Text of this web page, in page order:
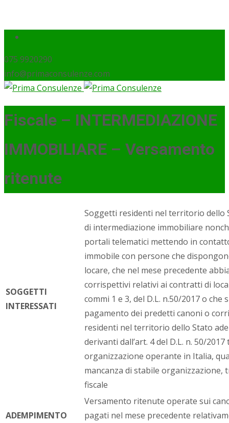
075 9920290
info@primaconsulenze.com
Fiscale – INTERMEDIAZIONE
IMMOBILIARE – Versamento
ritenute
SOGGETTI
INTERESSATI
Soggetti residenti nel territorio dello
di intermediazione immobiliare
portali telematici mettendo in
immobile con persone che
locare, che nel mese precedente
corrispettivi relativi ai contratti di
commi 1 e 3, del D.L. n.50/2017 o
pagamento dei predetti canoni o
residenti nel territorio dello Stato
derivanti dall’art. 4 del D.L. n. 50/
organizzazione operante in Italia,
mancanza di stabile
fiscale
ADEMPIMENTO
Versamento ritenute operate sui
pagati nel mese precedente